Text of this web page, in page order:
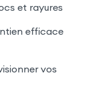
et rayures
efficace
vos